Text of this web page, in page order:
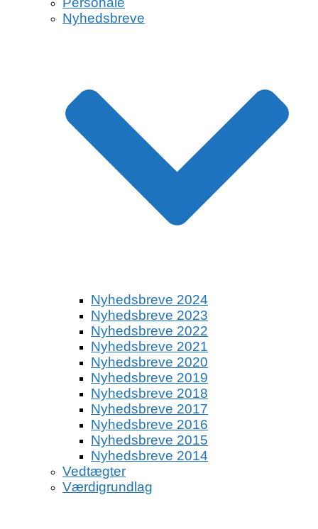
Nyhedsbreve
Nyhedsbreve 2024
Nyhedsbreve 2023
Nyhedsbreve 2022
Nyhedsbreve 2021
Nyhedsbreve 2020
Nyhedsbreve 2019
Nyhedsbreve 2018
Nyhedsbreve 2017
Nyhedsbreve 2016
Nyhedsbreve 2015
Nyhedsbreve 2014
Vedtægter
Værdigrundlag